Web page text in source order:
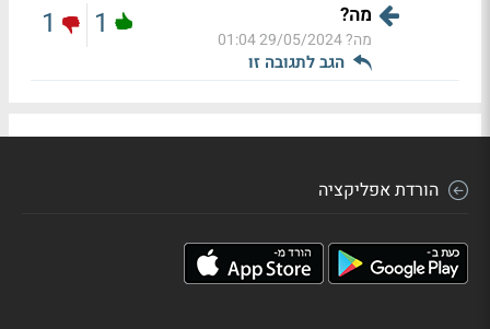
מה?
מה?29/05/2024 01:04
הגב לתגובה זו
1
1
הורדת אפליקציה